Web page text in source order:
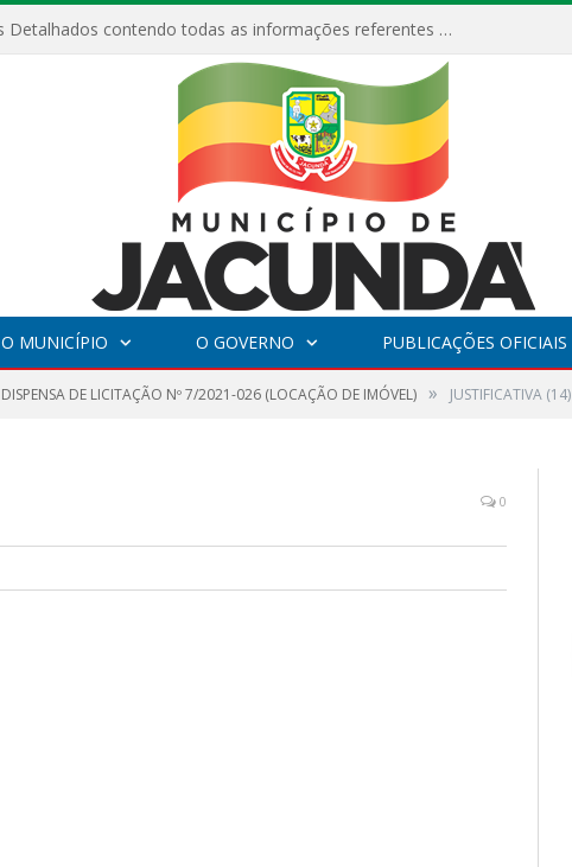
Relatórios Detalhados contendo todas as informações referentes a execução de recursos destinados ao fomento de projetos culturais no Município de Jacundá entre os anos de 2022 ao presente ano de 2026.
O MUNICÍPIO O GOVERNO PUBLICAÇÕES OFICIAIS
DISPENSA DE LICITAÇÃO Nº 7/2021-026 (LOCAÇÃO DE IMÓVEL) » JUSTIFICATIVA (14)
0